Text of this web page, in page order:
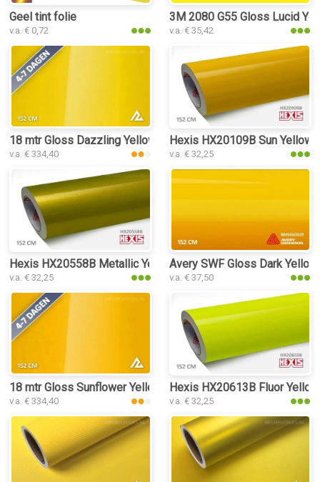
Geel tint folie
v.a. € 0,72
3M 2080 G55 Gloss Lucid
v.a. € 35,42
18 mtr Gloss Dazzling Yellow 3258 interieurfolie
v.a. € 334,40
Hexis HX20109B Sun Yellow
v.a. € 32,25
Hexis HX20558B Metallic Yellow Gloss interieurfolie
v.a. € 32,25
Avery SWF Gloss Dark
v.a. € 37,50
18 mtr Gloss Sunflower Yellow 3134 interieurfolie
v.a. € 334,40
Hexis HX20613B Fluor
v.a. € 32,25